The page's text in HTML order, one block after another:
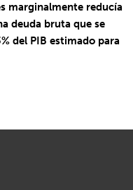
marginalmente reducía
deuda bruta que se
del PIB estimado para